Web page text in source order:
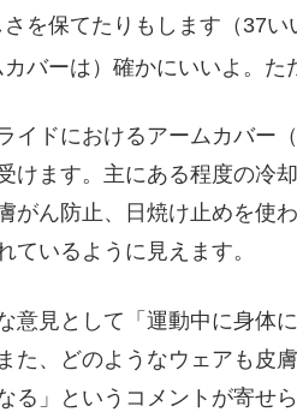
を保てたりもします（37い
カバーは）確かにいいよ。
イドにおけるアームカバー
けます。主にある程度の冷
がん防止、日焼け止めを使
ているように見えます。
意見として「運動中に身体
た、どのようなウェアも皮
る」というコメントが寄せ